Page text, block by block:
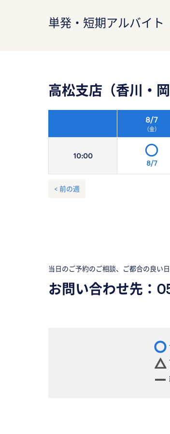
単発・短期アルバイト
高松支店（香川・岡
10:00
8/7
（金）
8/7
< 前の週
当日のご予約のご相談、ご都合の良い
お問い合わせ先：